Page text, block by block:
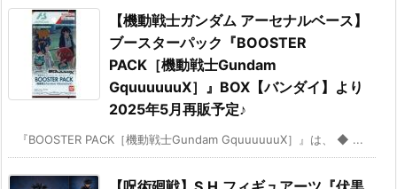
【機動戦士ガンダム アーセナルベース】
ブースターパック『BOOSTER
PACK［機動戦士Gundam
GquuuuuuX］』BOX【バンダイ】より
2025年5月再販予定♪
『BOOSTER PACK［機動戦士Gundam GquuuuuuX］』は、 ◆ ...